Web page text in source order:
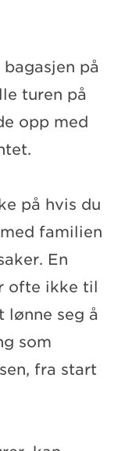
på
turen på
opp med
på hvis du
familien
En
ofte ikke til
lønne seg å
som
fra start